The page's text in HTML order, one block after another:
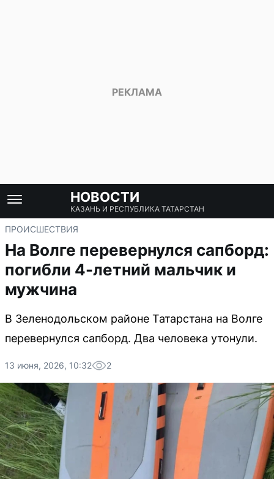
НОВОСТИ
КАЗАНЬ И РЕСПУБЛИКА ТАТАРСТАН
ПРОИСШЕСТВИЯ
На Волге перевернулся сапборд:
погибли 4-летний мальчик и
мужчина
В Зеленодольском районе Татарстана на Волге
перевернулся сапборд. Два человека утонули.
13 июня, 2026, 10:32 2